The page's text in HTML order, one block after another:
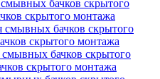
бачков скрытого
скрытого монтажа
смывных бачков скрытого
скрытого монтажа
бачков скрытого
скрытого монтажа